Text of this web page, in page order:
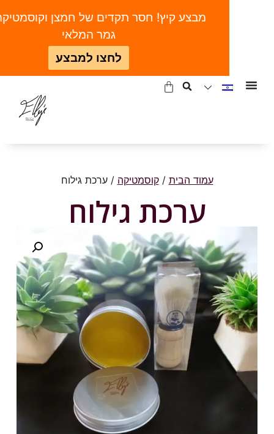
עמוד הבית /קוסמטיקה/ ערכת גילוח
ערכת גילוח
מבצע קיץ! חסר תקדים של חמצן וקוסמטיקה |
גמר המלאי
לחצו למבצע